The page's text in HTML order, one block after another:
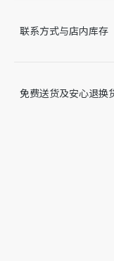
因技术局限、产品改
联系方式与店内库存
免费送货及安心退换